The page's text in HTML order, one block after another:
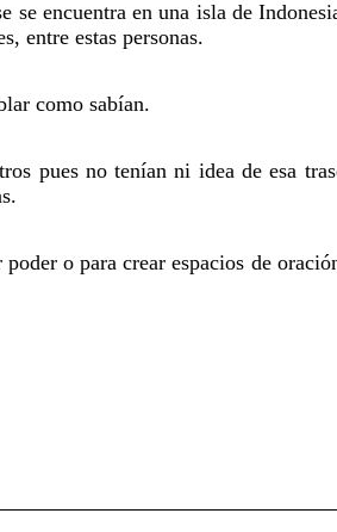
se encuentra en una isla de
entre estas personas.
como sabían.
pues no tenían ni idea de esa
o para crear espacios de